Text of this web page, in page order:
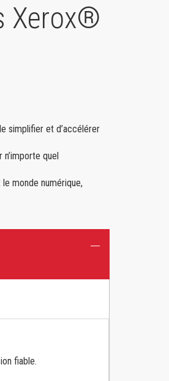
Xerox®
simplifier et d’accélérer
quel
monde numérique,
fiable.